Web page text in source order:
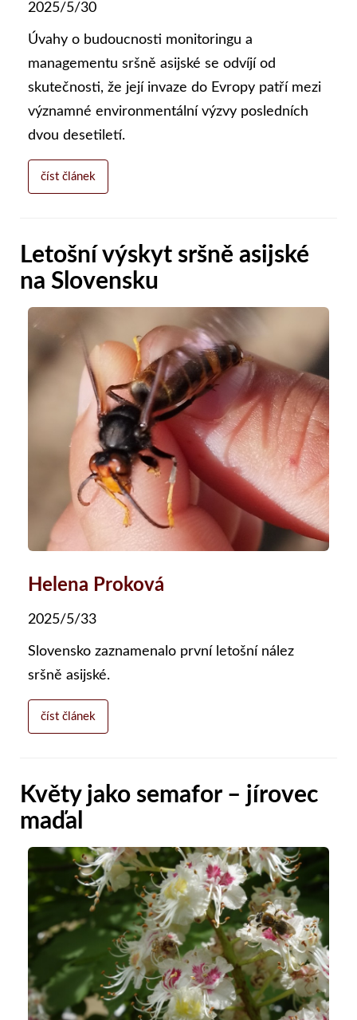
2025/5/30
Úvahy o budoucnosti monitoringu a
managementu sršně asijské se odvíjí od
skutečnosti, že její invaze do Evropy patří mezi
významné environmentální výzvy posledních
dvou desetiletí.
číst článek
Letošní výskyt sršně asijské
na Slovensku
Helena Proková
2025/5/33
Slovensko zaznamenalo první letošní nález
sršně asijské.
číst článek
Květy jako semafor – jírovec
maďal